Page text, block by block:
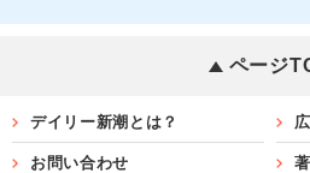
ページ
デイリー新潮とは？
お問い合わせ